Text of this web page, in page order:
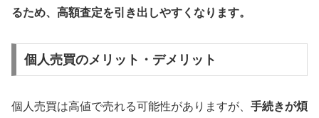
るため、高額査定を引き出しやすくなります。
個人売買のメリット・デメリット
個人売買は高値で売れる可能性がありますが、 手続きが煩